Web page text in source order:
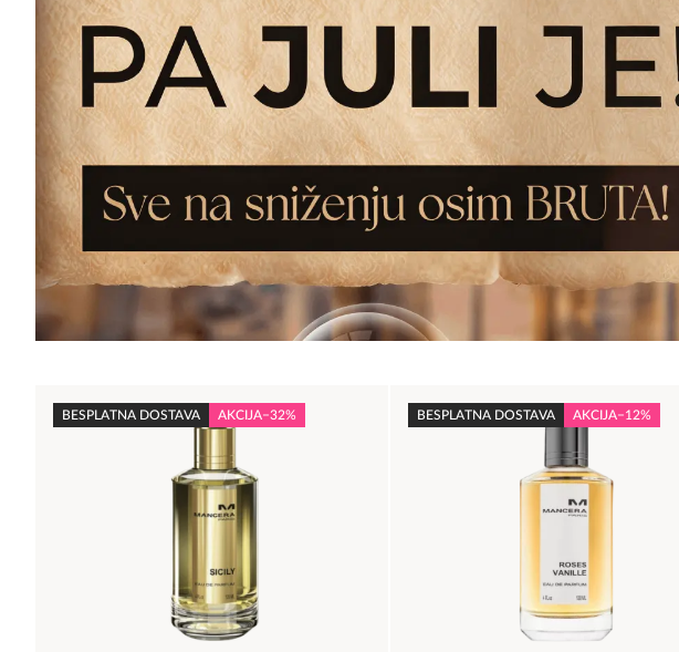
BESPLATNA DOSTAVA AKCIJA−32% BESPLATNA DOSTAVA AKCIJA−12%